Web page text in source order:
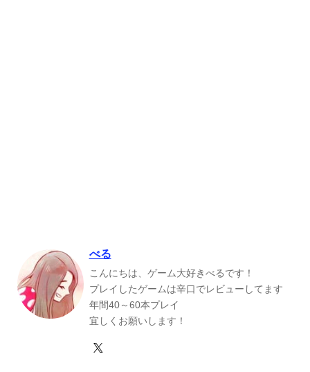
べる
こんにちは、ゲーム大好きべるです！
プレイしたゲームは辛口でレビューしてます
年間40～60本プレイ
宜しくお願いします！